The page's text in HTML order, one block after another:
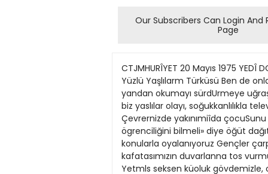
Cumhuriyet Alışveriş
Cumhuriyet Ankara
Cumhuriyet Büyük
Taaruz
Cumhuriyet
Cumartesi
Cumhuriyet Çevre
2016
2015
2013
2012
2011
2010
2009
Our Subscribers Can Login And
Page
CTJMHURÎYET 20 Mayıs 1975 YEDÎ DOĞUKARADENÎZİN EN HAREKETLÎ AYIMAYISTIR Çay Çıkmazı ŞÜKRAN KETENCt TARTIŞMA Devlet /"i •• •• İki Yüzlü Yaşlılarm Türküsü Ben de onlardanım. Yaşım elll dört. On sekiz yirmi beş yas arasındaki o içle dıs bunalımlanna denge ararken bir yandan okumayı sürdUrmeye uğraşan yüksek ögrenim genci, perde ardındaki bizlerin kışkırtıcılığuıa kanarak ölmeye öldürmeye itilirken, biz yaslılar olayı, soğukkanlılıkla televizyonlardan seyrediyor. gazetelerden izllyoruz. Yaptığımız, olay üstüne be? on daldka lri lâf etmek. Çevrernizde yakınımiîda çocuSunu okutan bir baba bulunuyorsa, kızını, oğlunu iyî yetiştiremediğin den ona kızıyoruz da. «Ofrenci ögrenciliğini bilmeli» diye öğüt dağıtiToruz. Biz otuı besml aşmıs orta yaşlı lar, ellisini arkada bırakmış yaslılar. bBylesine inanmadığımız konularla oyalanıyoruz Gençler çarpışmah, bize cene çıkmah. Deli akan kan damarlanmızı zorlamıyor, kabma sığamaj'an beyin kafatasımızın duvarlanna tos vurmuyor yıllar var. Kabuğuna çekilmlş, sessiz, isinde eücünde yaratıklar sanılır karsıdan. Aldanılmamalı. Yetmls seksen küoluk gövdemizle, o gövdeyi Brten bilmem kaç yüa santimetre karelik derimlzle koskoca açılmıs bir som kulagız. Gençlerdeki çatışma seslerinl, dinlendlrici bir musikicesine beklemekteyi». Çatışmalarda kazancımızı dara atan bir yan yok. Aksine bitlmlz kabanyor. Geçimimiî zora düşebilir mi? Düsmes. Gencin ahp vere medıği birbiriyle. Para, mevkl kalkanımızdır. Gençlerin savaştan hoşlandığını bilenlerdeniz. tyl biliriz ki bir ulusal kurtuluş savaşı ancak haktır, ötesindekiler deftildir. Ulusal Kurtuluş Savaşı köprüsünden elli bes yıl kadar önce srecen genc kusaklar bize bir yurt bırakmıslardır va. bizler kendimtee söre ekmek kapılan yaratarak o yurdu kevfimizce düzenlemişizdir. Düzenledf*imi? dümenlerin tartışılmssını fstemejiz. Gençliğin, gözünü biza çe\irmeyip birbiriyle dalaşması, başlıca güvencemizdir Biz vaşlılar akıllı. vüzde yüz akılh klsfleriz. Np.mnslu. vüzde vüz namuslu kisiler oldı> jhımuz sövlenebilir mi? FJvet, do*a!lıkla. Bu serçefi acık almla hev haykırabiliriz. Namu* suz. \^üzde yüz namıtssuz olduğumuz söylenemez mi? Asla. Böyle yaşadığımız ortadadır da, dışımızda kimsenin bu ttirlü düsünmesint içimiz eötünnez. Ülkeyi ayakta tutan vergi. keselerimlzden çıkıj'or. Gençler kandan başka ne dökebilirler ki? Yaralı bedenler tçin kullanılan sargı bezinin parasını bile biz yaşlılar ödüyoruz. Kalan sağlan da besleyen blzleriz. Karga besledigimiz Börülmemiştir. Biz kurduz. Gençlerse kuzu. Her yiten gençten bize birer